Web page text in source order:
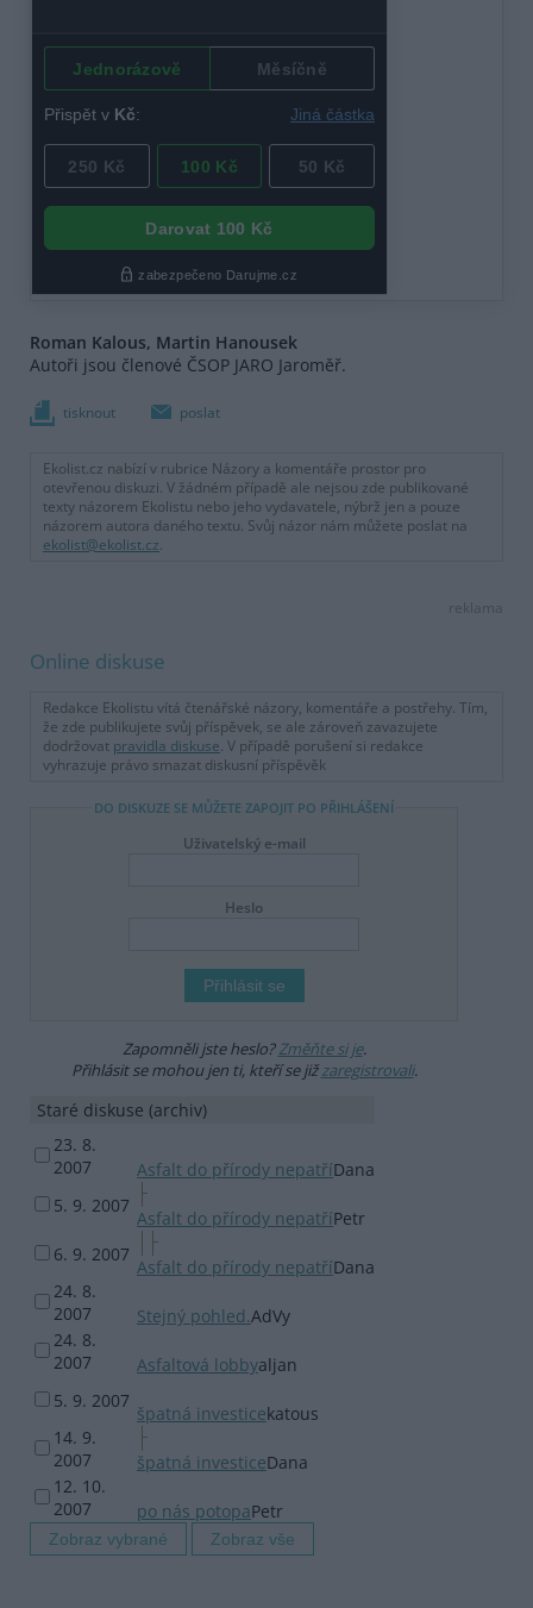
Roman Kalous, Martin Hanousek
Autoři jsou členové ČSOP JARO Jaroměř.
tisknout poslat
Ekolist.cz nabízí v rubrice Názory a komentáře prostor pro
otevřenou diskuzi. V žádném případě ale nejsou zde publikované
texty názorem Ekolistu nebo jeho vydavatele, nýbrž jen a pouze
názorem autora daného textu. Svůj názor nám můžete poslat na
ekolist@ekolist.cz.
reklama
Online diskuse
Redakce Ekolistu vítá čtenářské názory, komentáře a postřehy. Tím,
že zde publikujete svůj příspěvek, se ale zároveň zavazujete
dodržovat pravidla diskuse. V případě porušení si redakce
vyhrazuje právo smazat diskusní příspěvěk
DO DISKUZE SE MŮŽETE ZAPOJIT PO PŘIHLÁŠENÍ
Uživatelský e-mail
Heslo
Zapomněli jste heslo?Změňte si je.
Přihlásit se mohou jen ti, kteří se jižzaregistrovali.
Staré diskuse (archiv)
23. 8.
2007
Asfalt do přírody nepatříDana
5. 9. 2007
Asfalt do přírody nepatříPetr
6. 9. 2007
Asfalt do přírody nepatříDana
24. 8.
2007
Stejný pohled.AdVy
24. 8.
2007
Asfaltová lobbyaljan
5. 9. 2007
špatná investicekatous
14. 9.
2007
špatná investiceDana
12. 10.
2007
po nás potopaPetr